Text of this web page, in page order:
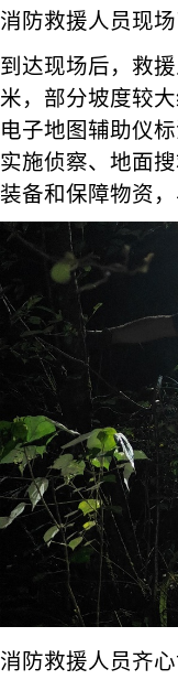
消防救援人员现
到达现场后，救
米，部分坡度较
电子地图辅助仪
实施侦察、地面
装备和保障物资
消防救援人员齐